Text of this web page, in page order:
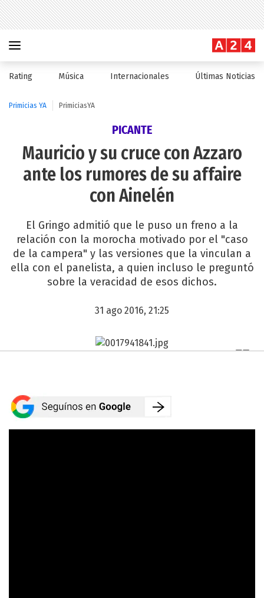
Rating Música Internacionales Últimas Noticias
Primicias YA PrimiciasYA
PICANTE
Mauricio y su cruce con Azzaro
ante los rumores de su affaire
con Ainelén
El Gringo admitió que le puso un freno a la
relación con la morocha motivado por el "caso
de la campera" y las versiones que la vinculan a
ella con el panelista, a quien incluso le preguntó
sobre la veracidad de esos dichos.
31 ago 2016, 21:25